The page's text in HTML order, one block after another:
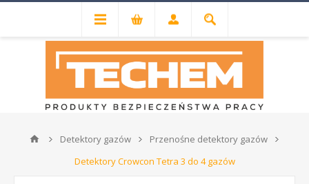
Detektory gazów
Przenośne detektory gazów
Detektory Crowcon Tetra 3 do 4 gazów